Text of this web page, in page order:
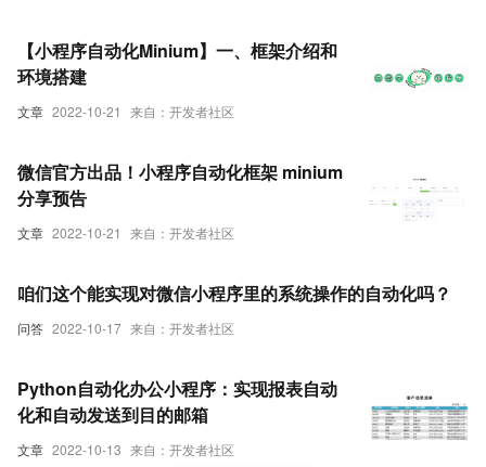
文章 2022-10-21 来自：开发者社区
【小程序自动化Minium】一、框架介绍和
环境搭建
文章 2022-10-21 来自：开发者社区
微信官方出品！小程序自动化框架 minium
分享预告
问答 2022-10-17 来自：开发者社区
咱们这个能实现对微信小程序里的系统操作的自动化吗？
文章 2022-10-13 来自：开发者社区
Python自动化办公小程序：实现报表自动
化和自动发送到目的邮箱